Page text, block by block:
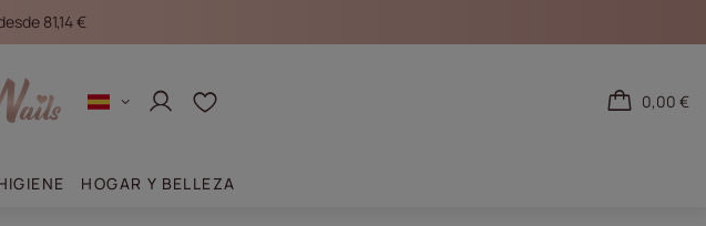
81,14 €
ConectarseListas de la compra
0,00 €
HOGAR Y BELLEZA